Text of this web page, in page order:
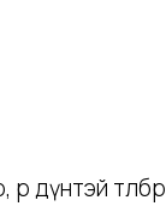
дүнтэй төлбөр